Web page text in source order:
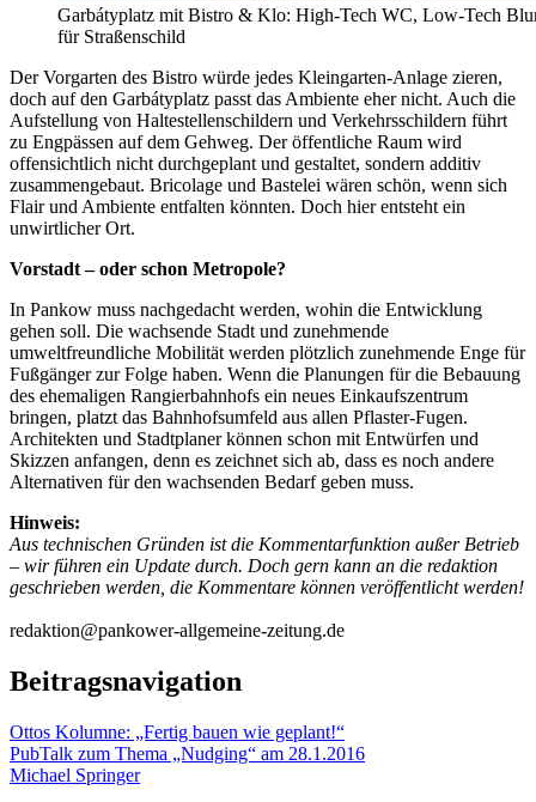
Garbátyplatz mit Bistro & Klo: High-Tech WC, Low-Tech
für Straßenschild
Der Vorgarten des Bistro würde jedes Kleingarten-Anlage zieren,
doch auf den Garbátyplatz passt das Ambiente eher nicht. Auch die
Aufstellung von Haltestellenschildern und Verkehrsschildern führt
zu Engpässen auf dem Gehweg. Der öffentliche Raum wird
offensichtlich nicht durchgeplant und gestaltet, sondern additiv
zusammengebaut. Bricolage und Bastelei wären schön, wenn sich
Flair und Ambiente entfalten könnten. Doch hier entsteht ein
unwirtlicher Ort.
Vorstadt – oder schon Metropole?
In Pankow muss nachgedacht werden, wohin die Entwicklung
gehen soll. Die wachsende Stadt und zunehmende
umweltfreundliche Mobilität werden plötzlich zunehmende Enge für
Fußgänger zur Folge haben. Wenn die Planungen für die Bebauung
des ehemaligen Rangierbahnhofs ein neues Einkaufszentrum
bringen, platzt das Bahnhofsumfeld aus allen Pflaster-Fugen.
Architekten und Stadtplaner können schon mit Entwürfen und
Skizzen anfangen, denn es zeichnet sich ab, dass es noch andere
Alternativen für den wachsenden Bedarf geben muss.
Hinweis:
Aus technischen Gründen ist die Kommentarfunktion außer Betrieb
– wir führen ein Update durch. Doch gern kann an die redaktion
geschrieben werden, die Kommentare können veröffentlicht werden!
redaktion@pankower-allgemeine-zeitung.de
Beitragsnavigation
Ottos Kolumne: „Fertig bauen wie geplant!“
PubTalk zum Thema „Nudging“ am 28.1.2016
Michael Springer